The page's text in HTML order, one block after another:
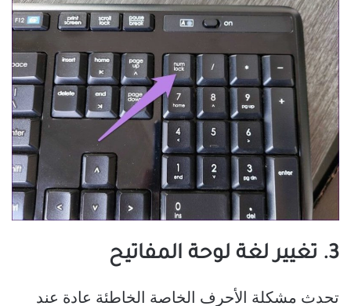
3. تغيير لغة لوحة المفاتيح
تحدث مشكلة الأحرف الخاصة الخاطئة عادة عند